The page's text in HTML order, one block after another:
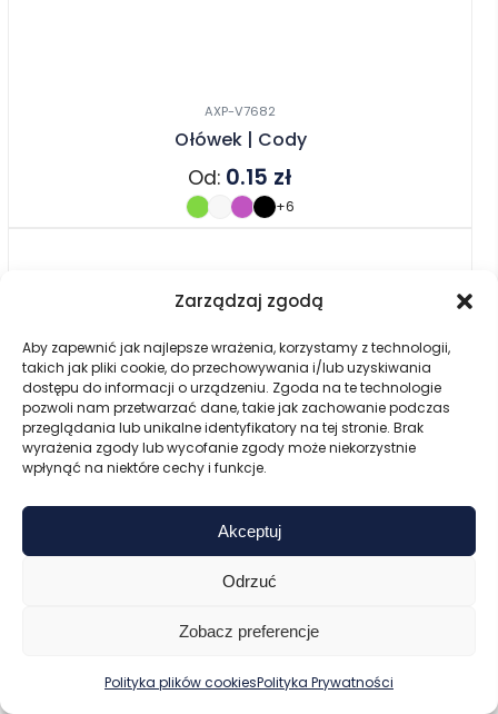
Zarządzaj zgodą
Aby zapewnić jak najlepsze wrażenia, korzystamy z technologii,
takich jak pliki cookie, do przechowywania i/lub uzyskiwania
dostępu do informacji o urządzeniu. Zgoda na te technologie
pozwoli nam przetwarzać dane, takie jak zachowanie podczas
przeglądania lub unikalne identyfikatory na tej stronie. Brak
wyrażenia zgody lub wycofanie zgody może niekorzystnie
wpłynąć na niektóre cechy i funkcje.
Akceptuj
Odrzuć
Zobacz preferencje
Polityka plików cookiesPolityka Prywatności
AXP-V7682
Ołówek | Cody
Od: 0.15 zł
+6
Zaloguj Start